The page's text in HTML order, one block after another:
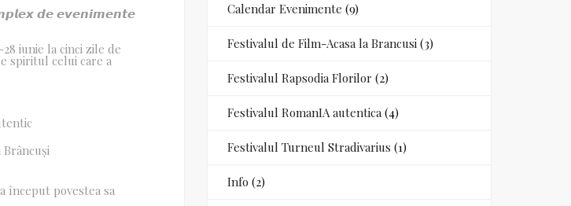
𝙙𝙚 𝙚𝙫𝙚𝙣𝙞𝙢𝙚𝙣𝙩𝙚
iunie la cinci zile de
spiritul celui care a
început povestea sa
Calendar Evenimente (9)
Festivalul de Film-Acasa la Brancusi (3)
Festivalul Rapsodia Florilor (2)
Festivalul RomanIA autentica(4)
Festivalul Turneul Stradivarius (1)
Info (2)